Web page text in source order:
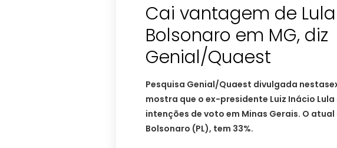
Cai vantagem de
Bolsonaro em MG, diz
Genial/Quaest
Pesquisa Genial/Quaest divulgada
mostra que o ex-presidente Luiz Inácio Lula
intenções de voto em Minas Gerais. O
Bolsonaro (PL), tem 33%.